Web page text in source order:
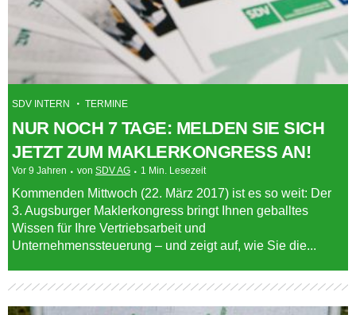
SDV INTERN TERMINE
NUR NOCH 7 TAGE: MELDEN SIE SICH
JETZT ZUM MAKLERKONGRESS AN!
Vor 9 Jahren von SDV AG 1 Min. Lesezeit
Kommenden Mittwoch (22. März 2017) ist es so weit: Der
3. Augsburger Maklerkongress bringt Ihnen geballtes
Wissen für Ihre Vertriebsarbeit und
Unternehmenssteuerung – und zeigt auf, wie Sie die...